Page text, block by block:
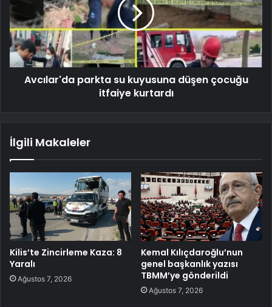
Avcılar'da parkta su kuyusuna düşen çocuğu
itfaiye kurtardı
İlgili Makaleler
Kilis’te Zincirleme Kaza: 8
Yaralı
Ağustos 7, 2026
Kemal Kılıçdaroğlu’nun
genel başkanlık yazısı
TBMM’ye gönderildi
Ağustos 7, 2026